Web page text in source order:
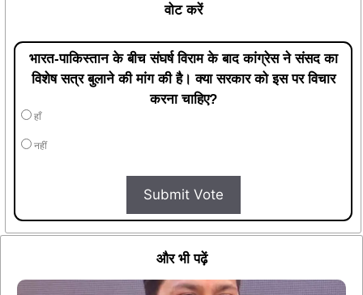
वोट करें
भारत-पाकिस्तान के बीच संघर्ष विराम के बाद कांग्रेस ने संसद का
विशेष सत्र बुलाने की मांग की है। क्या सरकार को इस पर विचार
करना चाहिए?
हाँ
नहीं
Submit Vote
और भी पढ़ें